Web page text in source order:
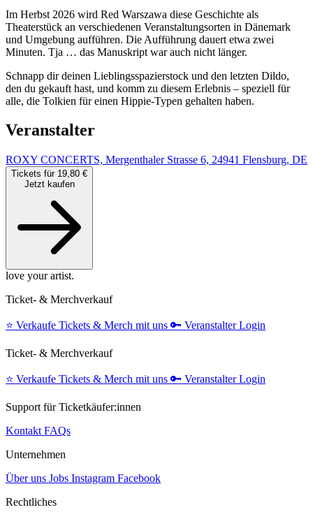
Im Herbst 2026 wird Red Warszawa diese Geschichte als
Theaterstück an verschiedenen Veranstaltungsorten in Dänemark
und Umgebung aufführen. Die Aufführung dauert etwa zwei
Minuten. Tja … das Manuskript war auch nicht länger.
Schnapp dir deinen Lieblingsspazierstock und den letzten Dildo,
den du gekauft hast, und komm zu diesem Erlebnis – speziell für
alle, die Tolkien für einen Hippie-Typen gehalten haben.
Veranstalter
ROXY CONCERTS, Mergenthaler Strasse 6, 24941 Flensburg, DE
Tickets für 19,80 €
Jetzt kaufen
love your artist.
Ticket- & Merchverkauf
⭐️ Verkaufe Tickets & Merch mit uns 🔑 Veranstalter Login
Ticket- & Merchverkauf
⭐️ Verkaufe Tickets & Merch mit uns 🔑 Veranstalter Login
Support für Ticketkäufer:innen
Kontakt FAQs
Unternehmen
Über uns Jobs Instagram Facebook
Rechtliches